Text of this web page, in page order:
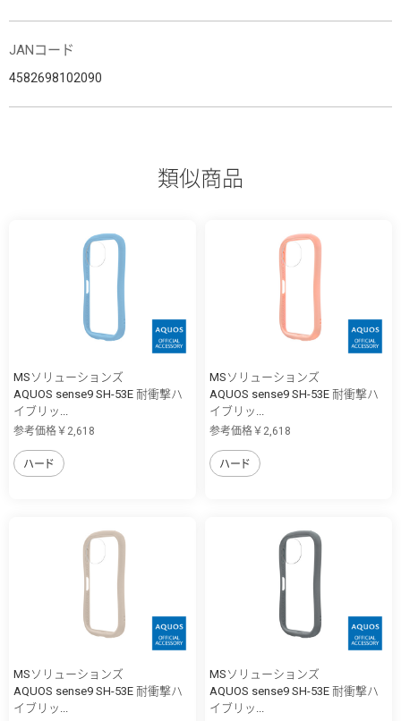
JANコード
4582698102090
類似商品
MSソリューションズ
AQUOS sense9 SH-53E 耐衝撃ハ
イブリッ...
参考価格￥2,618
ハード
MSソリューションズ
AQUOS sense9 SH-53E 耐衝撃ハ
イブリッ...
参考価格￥2,618
ハード
MSソリューションズ
AQUOS sense9 SH-53E 耐衝撃ハ
イブリッ...
MSソリューションズ
AQUOS sense9 SH-53E 耐衝撃ハ
イブリッ...